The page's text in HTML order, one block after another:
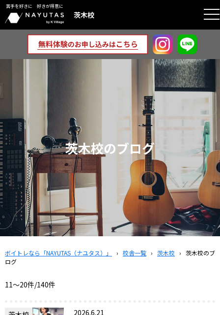
苦手を好きに 好きが得意に
茨木校
茨木校のブログ
ボイトレなら「NAYUTAS（ナユタス）」 › 校舎一覧 › 茨木校 › 茨木校のブ
ログ
11〜20件/140件
2026.6.21